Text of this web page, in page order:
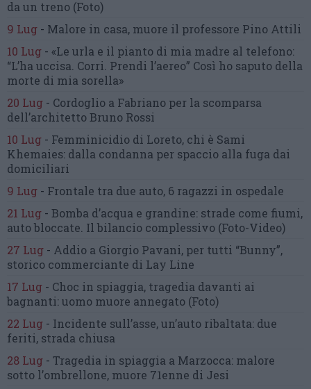
da un treno (Foto)
9 Lug - Malore in casa, muore il professore Pino Attili
10 Lug - «Le urla e il pianto di mia madre al telefono:
“L’ha uccisa. Corri. Prendi l’aereo” Così ho saputo della
morte di mia sorella»
20 Lug - Cordoglio a Fabriano per la scomparsa
dell’architetto Bruno Rossi
10 Lug - Femminicidio di Loreto, chi è Sami
Khemaies: dalla condanna per spaccio alla fuga dai
domiciliari
9 Lug - Frontale tra due auto, 6 ragazzi in ospedale
21 Lug - Bomba d’acqua e grandine: strade come fiumi,
auto bloccate. Il bilancio complessivo (Foto-Video)
27 Lug - Addio a Giorgio Pavani, per tutti “Bunny”,
storico commerciante di Lay Line
17 Lug - Choc in spiaggia, tragedia davanti ai
bagnanti:uomo muore annegato (Foto)
22 Lug - Incidente sull’asse, un’auto ribaltata: due
feriti, strada chiusa
28 Lug - Tragedia in spiaggia a Marzocca: malore
sotto l’ombrellone, muore 71enne di Jesi